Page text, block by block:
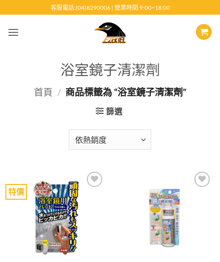
至
客服電話:(04)8290006 | 營業時間:9:00~18:00
浴室鏡子清潔劑
首頁 / 商品標籤為 “浴室鏡子清潔劑”
篩選
特價